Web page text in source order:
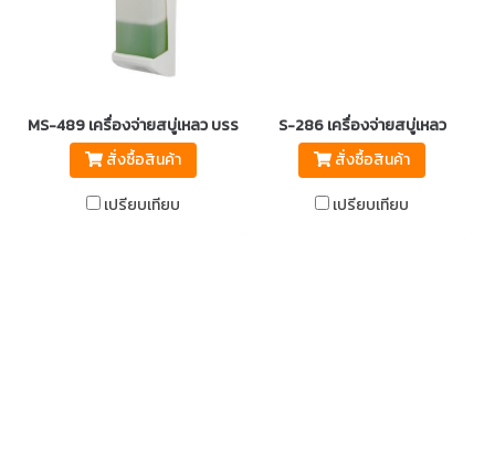
MS-489 เครื่องจ่ายสบู่เหลว บรรจุ 1000ml.
สั่งซื้อสินค้า
เปรียบเทียบ
S-286 เครื่องจ่ายสบู่เหลว
สั่งซื้อสินค้า
เปรียบเทียบ